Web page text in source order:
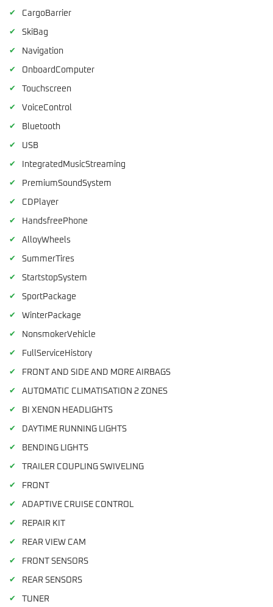
✔ CargoBarrier
✔ SkiBag
✔ Navigation
✔ OnboardComputer
✔ Touchscreen
✔ VoiceControl
✔ Bluetooth
✔ USB
✔ IntegratedMusicStreaming
✔ PremiumSoundSystem
✔ CDPlayer
✔ HandsfreePhone
✔ AlloyWheels
✔ SummerTires
✔ StartstopSystem
✔ SportPackage
✔ WinterPackage
✔ NonsmokerVehicle
✔ FullServiceHistory
✔ FRONT AND SIDE AND MORE AIRBAGS
✔ AUTOMATIC CLIMATISATION 2 ZONES
✔ BI XENON HEADLIGHTS
✔ DAYTIME RUNNING LIGHTS
✔ BENDING LIGHTS
✔ TRAILER COUPLING SWIVELING
✔ FRONT
✔ ADAPTIVE CRUISE CONTROL
✔ REPAIR KIT
✔ REAR VIEW CAM
✔ FRONT SENSORS
✔ REAR SENSORS
✔ TUNER